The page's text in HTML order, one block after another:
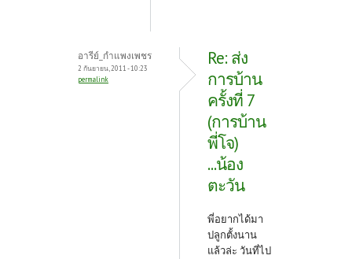
อารีย์_กำแพงเพชร
2 กันยายน, 2011 - 10:23
permalink
Re: ส่ง
การบ้าน
ครั้งที่ 7
(การบ้าน
พี่โจ)
...น้อง
ตะวัน
พี่อยากได้มา
ปลูกตั้งนาน
แล้วล่ะ วันที่ไป